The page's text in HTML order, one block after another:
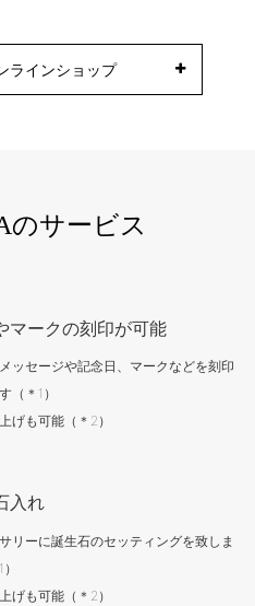
ラインショップ
のサービス
マークの刻印が可能
ッセージや記念日、マークなどを刻印
（＊1）
げも可能（＊2）
入れ
リーに誕生石のセッティングを致しま
げも可能（＊2）